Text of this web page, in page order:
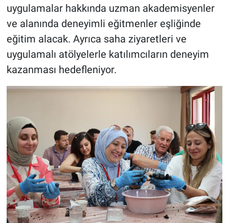
uygulamalar hakkında uzman akademisyenler
ve alanında deneyimli eğitmenler eşliğinde
eğitim alacak. Ayrıca saha ziyaretleri ve
uygulamalı atölyelerle katılımcıların deneyim
kazanması hedefleniyor.